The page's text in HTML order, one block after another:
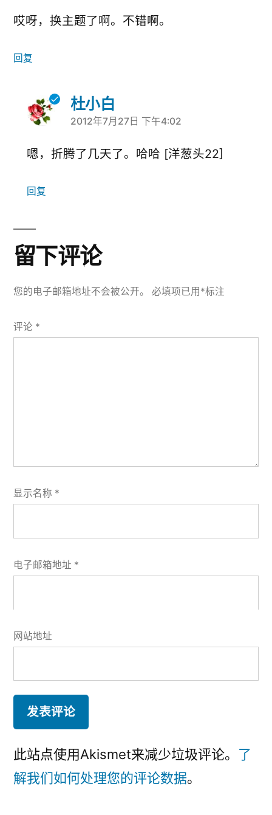
哎呀，换主题了啊。不错啊。
回复
杜小白
说：
2012年7月27日 下午4:02
嗯，折腾了几天了。哈哈 [洋葱头22]
回复
留下评论
您的电子邮箱地址不会被公开。 必填项已用 *标注
评论 *
显示名称 *
电子邮箱地址 *
网站地址
此站点使用Akismet来减少垃圾评论。 了
解我们如何处理您的评论数据。